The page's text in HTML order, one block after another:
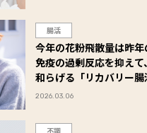
腸活
今年の花粉飛散量は昨年
免疫の過剰反応を抑えて
和らげる「リカバリー腸
2026.03.06
不調